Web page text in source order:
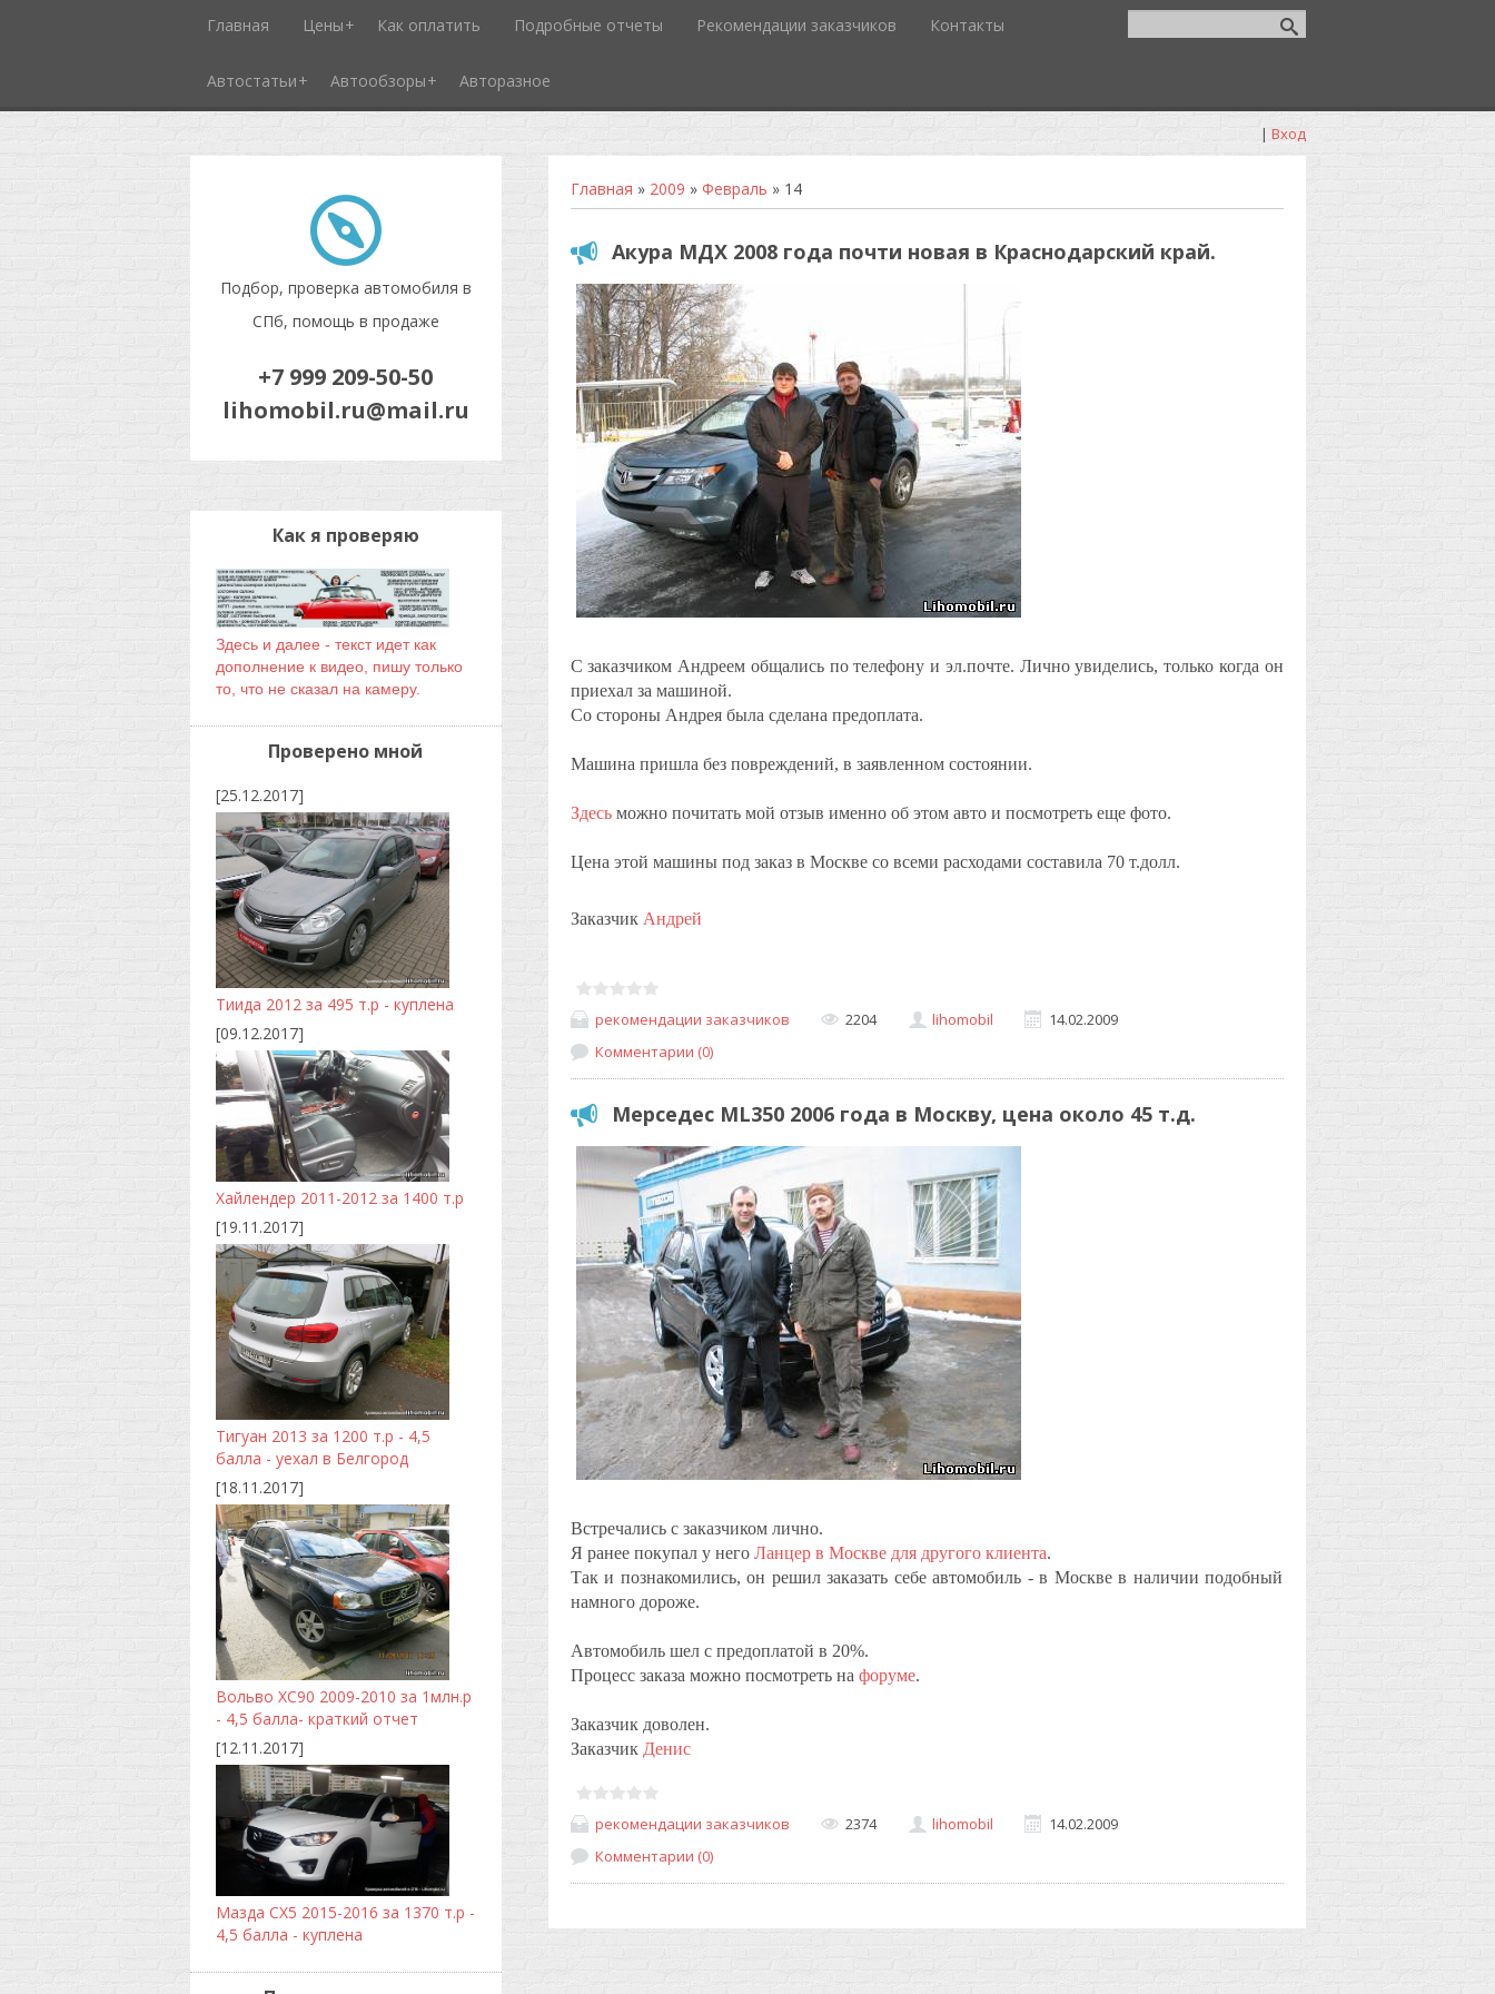
Главная Цены Как оплатить Подробные отчеты Рекомендации заказчиков Контакты
Автостатьи Автообзоры Авторазное
| Вход
Подбор, проверка автомобиля в
СПб, помощь в продаже
+7 999 209-50-50
lihomobil.ru@mail.ru
Главная » 2009 » Февраль » 14
Акура МДХ 2008 года почти новая в Краснодарский край.
С заказчиком Андреем общались по телефону и эл.почте. Лично увиделись, только когда он
приехал за машиной.
Со стороны Андрея была сделана предоплата.
Машина пришла без повреждений, в заявленном состоянии.
Здесьможно почитать мой отзыв именно об этом авто и посмотреть еще фото.
Цена этой машины под заказ в Москве со всеми расходами составила 70 т.долл.
Заказчик Андрей
рекомендации заказчиков 2204 lihomobil
14.02.2009
Комментарии (0)
Мерседес ML350 2006 года в Москву, цена около 45 т.д.
Встречались с заказчиком лично.
Я ранее покупал у него Ланцер в Москве для другого клиента.
Так и познакомились, он решил заказать себе автомобиль - в Москве в наличии подобный
намного дороже.
Автомобиль шел с предоплатой в 20%.
Процесс заказа можно посмотреть на форуме.
Заказчик доволен.
Заказчик Денис
рекомендации заказчиков 2374 lihomobil
14.02.2009
Комментарии (0)
Как я проверяю
Здесь и далее - текст идет как
дополнение к видео, пишу только
то, что не сказал на камеру.
Проверено мной
[25.12.2017]
Тиида 2012 за 495 т.р - куплена
[09.12.2017]
Хайлендер 2011-2012 за 1400 т.р
[19.11.2017]
Тигуан 2013 за 1200 т.р - 4,5
балла - уехал в Белгород
[18.11.2017]
Вольво ХС90 2009-2010 за 1млн.р
- 4,5 балла- краткий отчет
[12.11.2017]
Мазда CX5 2015-2016 за 1370 т.р -
4,5 балла - куплена